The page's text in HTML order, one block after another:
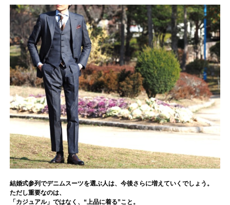
結婚式参列でデニムスーツを選ぶ人は、今後さらに増えていくでしょう。
ただし重要なのは、
「カジュアル」ではなく、“上品に着る”こと。